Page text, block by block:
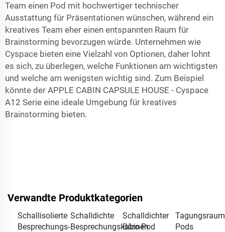
Team einen Pod mit hochwertiger technischer
Ausstattung für Präsentationen wünschen, während ein
kreatives Team eher einen entspannten Raum für
Brainstorming bevorzugen würde. Unternehmen wie
Cyspace bieten eine Vielzahl von Optionen, daher lohnt
es sich, zu überlegen, welche Funktionen am wichtigsten
und welche am wenigsten wichtig sind. Zum Beispiel
könnte der APPLE CABIN CAPSULE HOUSE - Cyspace
A12 Serie eine ideale Umgebung für kreatives
Brainstorming bieten.
Verwandte Produktkategorien
Schallisolierte
Besprechungs-
Schalldichte
Besprechungskabinen
Schalldichter
Büro-Pod
Pods